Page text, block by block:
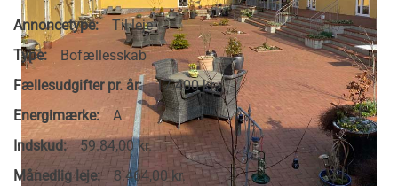
Annoncetype:
Til leje
Type:
Bofællesskab
Fællesudgifter pr. år:
17.400 kr.
Energimærke:
A
Indskud:
59.84,00 kr.
Månedlig leje:
8.464,00 kr.